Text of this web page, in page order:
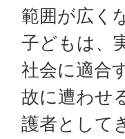
範囲が広く
子どもは、
社会に適合
故に遭わせ
護者として